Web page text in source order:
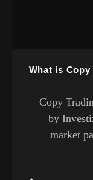
What is Copy
"Copy
by
market